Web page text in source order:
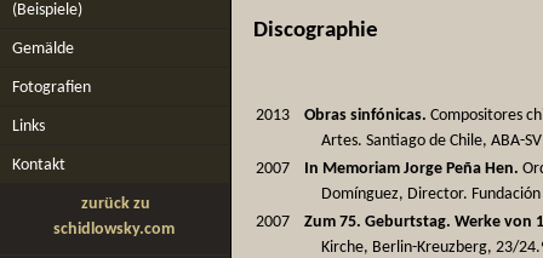
(Beispiele)
Gemälde
Fotografien
Links
Kontakt
zurück zu
schidlowsky.com
Discographie
2013 Obras sinfónicas. Compositores
Artes. Santiago de Chile, ABA-
2007
In Memoriam Jorge Peña Hen.
Domínguez, Director.
2007
Zum 75. Geburtstag. Werke von
Kirche, Berlin-Kreuzberg, 23/